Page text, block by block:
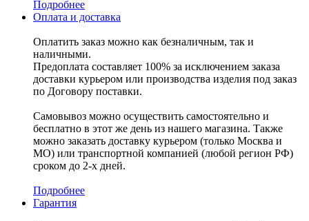
Подробнее
Оплата и доставка
Оплатить заказ можно как безналичным, так и
наличными.
Предоплата составляет 100% за исключением заказа
доставки курьером или производства изделия под заказ
по Договору поставки.
Самовывоз можно осуществить самостоятельно и
бесплатно в этот же день из нашего магазина. Также
можно заказать доставку курьером (только Москва и
МО) или транспортной компанией (любой регион РФ)
сроком до 2-х дней.
Подробнее
Гарантия